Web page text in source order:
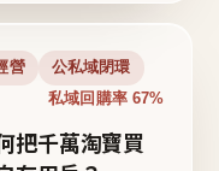
營 公私域閉環
私域回購率 67%
把千萬淘寶買